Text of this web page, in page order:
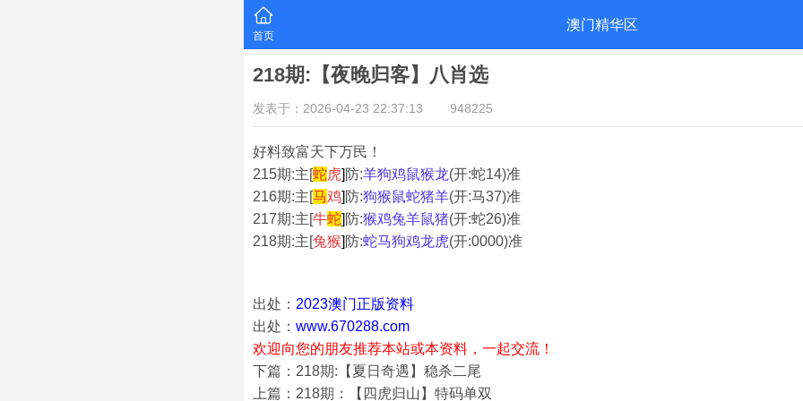
首页
澳门精华区
218期:【夜晚归客】八肖选
发表于：2026-04-23 22:37:13 948225
好料致富天下万民！
215期:主[蛇虎] 防:羊狗鸡鼠猴龙(开:蛇14)准
216期:主[马鸡] 防:狗猴鼠蛇猪羊(开:马37)准
217期:主[牛蛇] 防:猴鸡兔羊鼠猪(开:蛇26)准
218期:主[兔猴] 防:蛇马狗鸡龙虎(开:0000)准
出处： 2023澳门正版资料
出处： www.670288.com
欢迎向您的朋友推荐本站或本资料，一起交流！
下篇：218期:【夏日奇遇】稳杀二尾
上篇：218期：【四虎归山】特码单双